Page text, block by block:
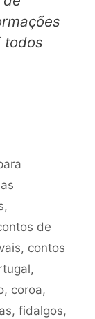
todos
,
de
, contos
,
, coroa,
, fidalgos,